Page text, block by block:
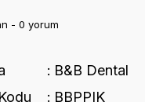
- 0 yorum
B&B Dental
BBPPIK